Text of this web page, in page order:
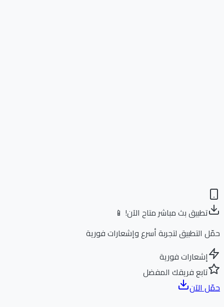
تطبيق بث مباشر متاح الآن! 📱
التطبيق لتجربة أسرع وإشعارات فورية
إشعارات فورية
تابع فريقك المفضل
الآن